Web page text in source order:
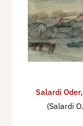
Salardi Oder,
(Salardi